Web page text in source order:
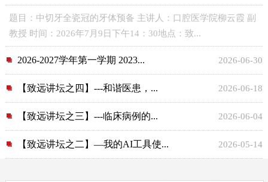
题目：中切牙全瓷冠的牙体预备 主讲人：口腔医学院柳云霞 副
教授 时间：2026年7月9日下午14：30地点：致...
2026-2027学年第一学期 2023... 2026-06-30
【致远讲坛之四】---和谐医患，... 2026-06-18
【致远讲坛之三】---临床病例的... 2026-06-04
【致远讲坛之二】—我的AI工具使... 2026-05-14